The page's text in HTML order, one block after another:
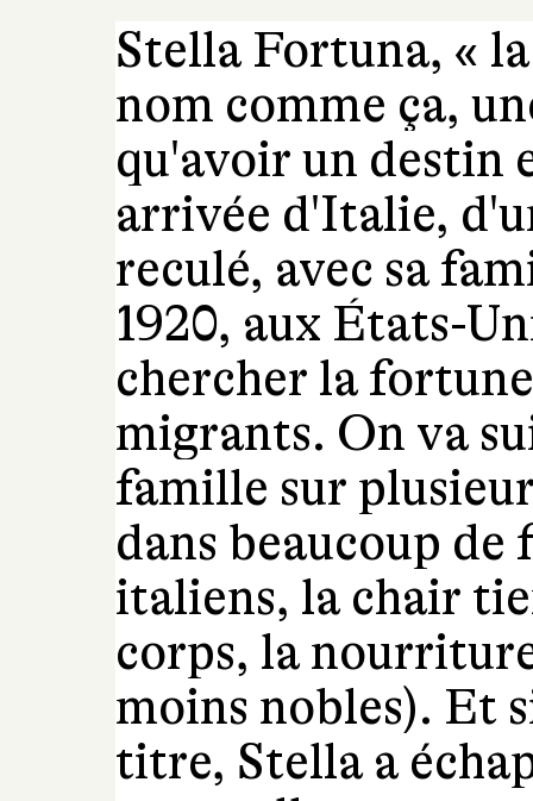
Stella Fortuna, «
nom comme ça,
qu'avoir un destin
arrivée d'Italie,
reculé, avec sa
1920, aux États-
chercher la
migrants. On va
famille sur
dans beaucoup de
italiens, la chair
corps, la
moins nobles). Et
titre, Stella a